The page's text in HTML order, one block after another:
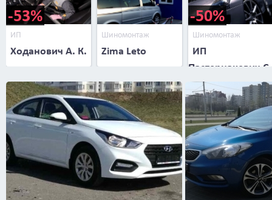
-53%
ИП
Ходанович А. К.
Шиномонтаж
Zima Leto
-50%
Шиномонтаж
ИП
Пастернакевич С.
В.